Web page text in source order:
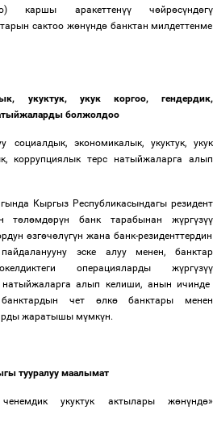
каршы аракеттенүүчөйрөсүндөгү
сактоо жөнүндөбанктан милдеттенме
укуктук, укук коргоо, гендердик,
болжолдоо
социалдык, экономикалык, укуктук, укук
коррупциялык терс натыйжаларга алып
Кыргыз Республикасындагы резидент
төлөмдөрүн банк тарабынан жүргүзүү
өзгөчөлүгүн жана банк-резиденттердин
пайдаланууну эске алуу менен, банктар
операцияларды жүргүзүү
натыйжаларга алып келиши, анын ичинде
чет өлкөбанктары менен
жаратышы мүмкүн.
тууралуу маалымат
укуктук актылары жөнүндө»